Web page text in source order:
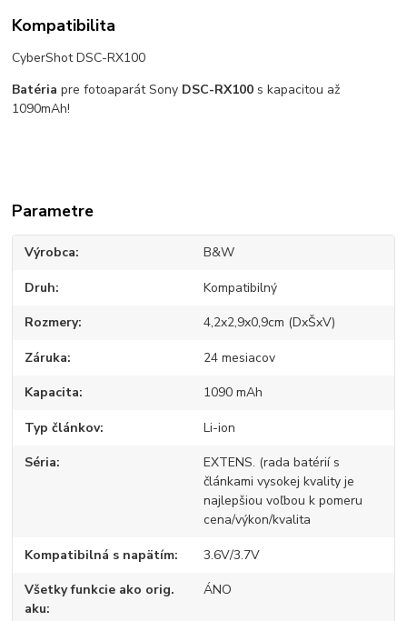
Kompatibilita
CyberShot DSC-RX100
Batéria pre fotoaparát Sony DSC-RX100 s kapacitou až
1090mAh!
Parametre
Výrobca B&W
Druh Kompatibilný
Rozmery 4,2x2,9x0,9cm (DxŠxV)
Záruka 24 mesiacov
Kapacita 1090 mAh
Typ článkov Li-ion
Séria
EXTENS. (rada batérií s
článkami vysokej kvality je
najlepšiou voľbou k pomeru
cena/výkon/kvalita
Kompatibilná s napätím 3.6V/3.7V
Všetky funkcie ako orig.
aku
ÁNO